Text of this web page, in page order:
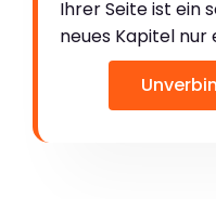
Ihrer Seite ist ein
neues Kapitel